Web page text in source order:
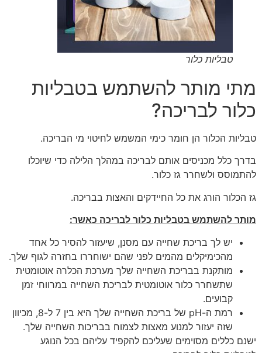
טבליות כלור
מתי מותר להשתמש בטבליות
כלור לבריכה?
טבליות הכלור הן חומר כימי המשמש לחיטוי מי הבריכה.
בדרך כלל מכניסים אותם לבריכה במהלך הלילה כדי שיוכלו
להתמוסס ולשחרר גז כלור.
גז הכלור הורג את כל החיידקים והאצות בבריכה.
מותר להשתמש בטבליות כלור לבריכה כאשר:
יש לך בריכת שחייה עם מסנן, שיעזור להסיר כל אחד
מהכימיקלים מהמים לפני שהם ישוחררו בחזרה לגוף שלך.
מותקנת בבריכת השחייה שלך מערכת הכלרה אוטומטית
שתשחרר כלור אוטומטית לבריכת השחייה במרווחי זמן
קבועים.
רמת ה-pH של בריכת השחייה שלך היא בין 7 ל-8, מכיוון
שזה יעזור למנוע מאצות לצמוח בבריכות השחייה שלך.
ישנם כללים מסוימים שעליכם להקפיד עליהם בכל הנוגע